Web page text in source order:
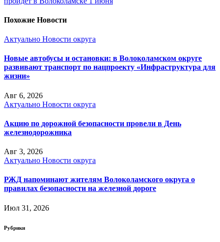
Похожие Новости
Актуально Новости округа
Новые автобусы и остановки: в Волоколамском округе
развивают транспорт по нацпроекту «Инфраструктура для
жизни»
Авг 6, 2026
Актуально Новости округа
Акцию по дорожной безопасности провели в День
железнодорожника
Авг 3, 2026
Актуально Новости округа
РЖД напоминают жителям Волоколамского округа о
правилах безопасности на железной дороге
Июл 31, 2026
Рубрики